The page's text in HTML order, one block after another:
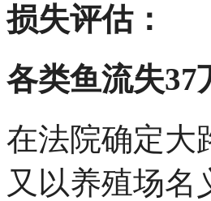
损失评估：
各类鱼流失37
在法院确定大
又以养殖场名